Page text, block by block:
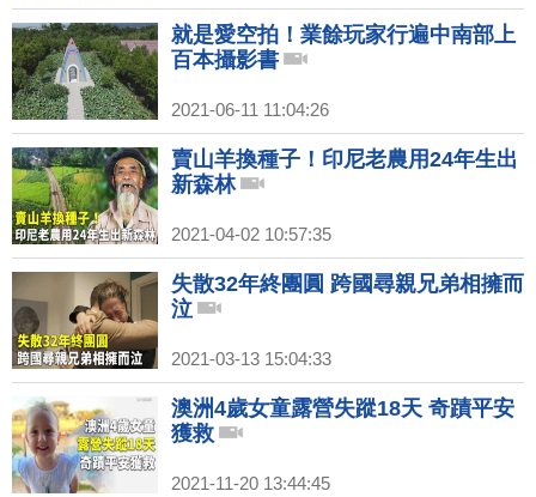
就是愛空拍！業餘玩家行遍中南部上
百本攝影書
2021-06-11 11:04:26
賣山羊換種子！印尼老農用24年生出
新森林
2021-04-02 10:57:35
失散32年終團圓 跨國尋親兄弟相擁而
泣
2021-03-13 15:04:33
澳洲4歲女童露營失蹤18天 奇蹟平安
獲救
2021-11-20 13:44:45